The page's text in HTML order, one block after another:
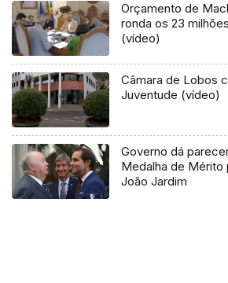
Orçamento de
ronda os 23
(vídeo)
Câmara de Lobos
Juventude (vídeo)
Governo dá
Medalha de Mérito
João Jardim